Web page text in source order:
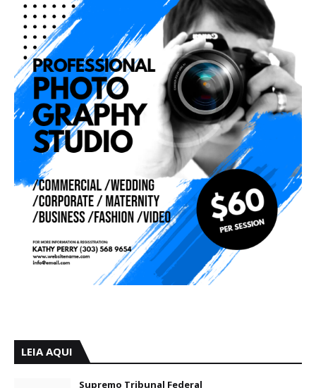
LEIA AQUI
Supremo Tribunal Federal